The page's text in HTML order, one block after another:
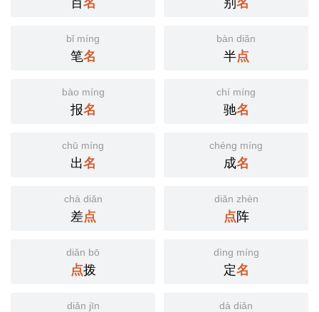
百名 别 名
bǐ míng
笔名
bàn diǎn
半点
bào míng
报名
chí míng
驰名
chū míng
出名
chéng míng
成名
chà diǎn
差点
diǎn zhèn
点 阵
diǎn bō
点拨
dìng míng
定名
diǎn jīn dà diǎn